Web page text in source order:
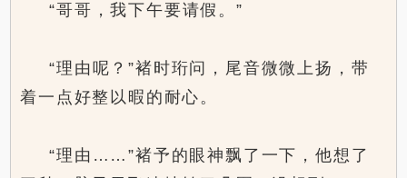
“哥哥，我下午要请假。”
“理由呢？”褚时珩问，尾音微微上扬，带
着一点好整以暇的耐心。
“理由……”褚予的眼神飘了一下，他想了